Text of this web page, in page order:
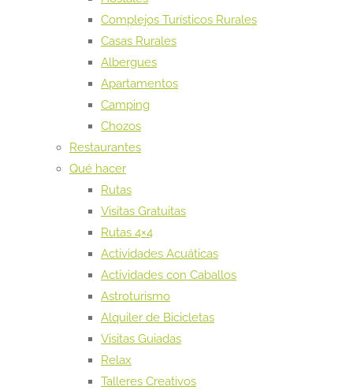
Complejos Turísticos Rurales
Casas Rurales
Albergues
Apartamentos
Camping
Chozos
Restaurantes
Qué hacer
Rutas
Visitas Gratuitas
Rutas 4×4
Actividades Acuáticas
Actividades con Caballos
Astroturismo
Alquiler de Bicicletas
Visitas Guiadas
Relax
Talleres Creativos